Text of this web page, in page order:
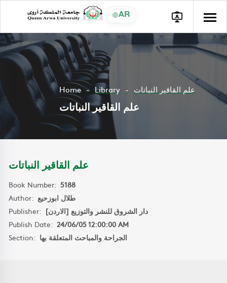
AR
Home Library علم القاقير النباتات
علم القاقير النباتات
علم القاقير النباتات
Book Number: 5188
Author: طلال ابوزحيع
Publisher: دار الشروق للنشر والتوزيع [الاردن]
Publish Date: 24/06/05 12:00:00 AM
Section: الجراحة والمباحث المتعلقة بها